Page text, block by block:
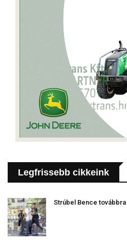
Legfrissebb cikkeink
Strúbel Bence